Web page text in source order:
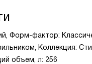
Форм-фактор:
Коллекция:
объем, л: 256